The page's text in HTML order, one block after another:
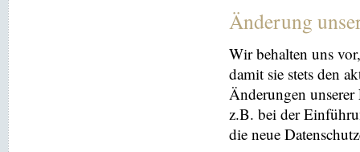
Änderung
Wir behalten uns
damit sie stets den
Änderungen
z.B. bei der
die neue